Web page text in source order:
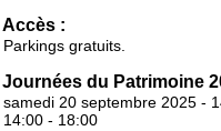
Accès :
Parkings gratuits.
Journées du Patrimoine
samedi 20 septembre 2025 -
14:00 - 18:00